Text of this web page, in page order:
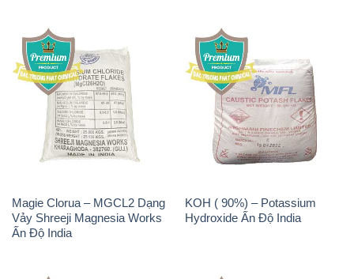
Magie Clorua – MGCL2 Dạng
Vảy Shreeji Magnesia Works
Ấn Độ India
KOH ( 90%) – Potassium
Hydroxide Ấn Độ India